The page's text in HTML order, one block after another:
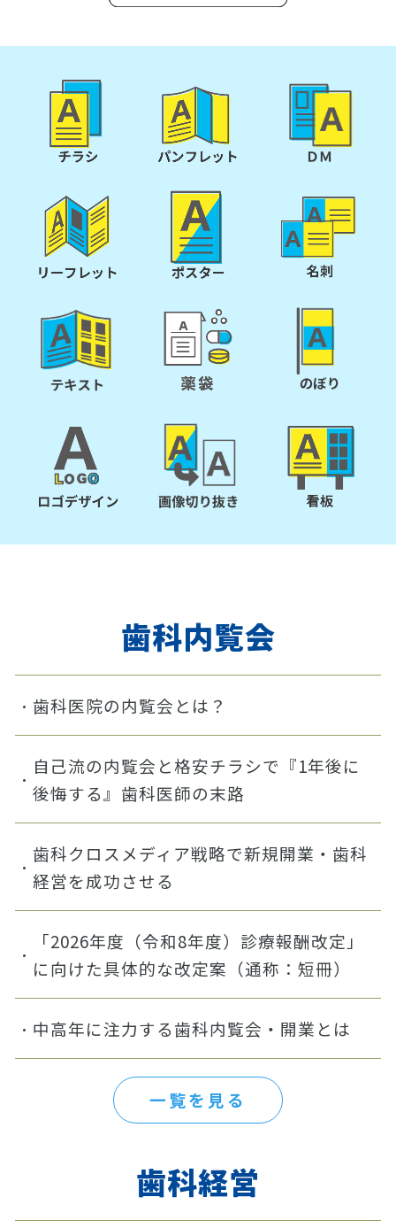
歯科内覧会
歯科医院の内覧会とは？
自己流の内覧会と格安チラシで『1年後に
後悔する』歯科医師の末路
歯科クロスメディア戦略で新規開業・歯科
経営を成功させる
「2026年度（令和8年度）診療報酬改定」
に向けた具体的な改定案（通称：短冊）
中高年に注力する歯科内覧会・開業とは
一覧を見る
歯科経営